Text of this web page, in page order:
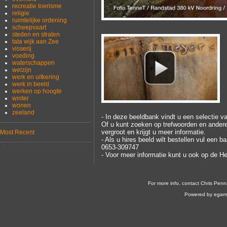
recreatie toerisme
religie
ruimtelijke ordening
scheepvaart
steden en straten
tata wijk aan Zee
visserij
voeding
waterschappen
welzijn
werk en uitkering
werk in beeld
werken op hoogte
winter
wonen
zeeland
Most Recent
- In deze beeldbank vindt u een selectie
Of u kunt zoeken op trefwoorden en
vergroot en krijgt u meer informatie.
- Als u hires beeld wilt bestellen vul een
0653-309747
- Voor meer informatie kunt u ook op de
For more info, contact Chris
Powered by